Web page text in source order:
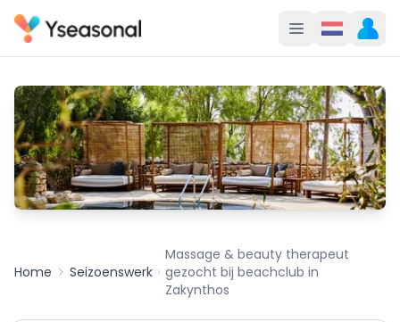
Home Seizoenswerk
Massage & beauty therapeut
gezocht bij beachclub in
Zakynthos